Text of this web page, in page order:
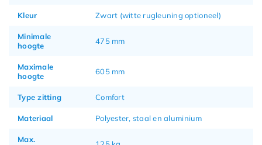
Kleur Zwart (witte rugleuning optioneel)
Minimale
hoogte
475 mm
Maximale
hoogte
605 mm
Type zitting Comfort
Materiaal Polyester, staal en aluminium
Max.